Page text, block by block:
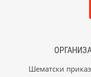
Шематски приказ